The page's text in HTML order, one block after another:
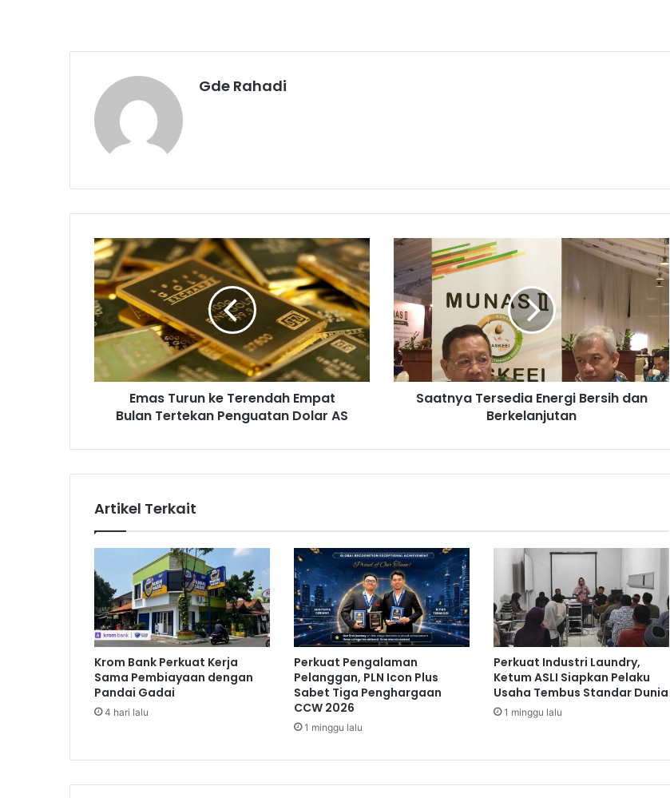
Gde Rahadi
E
m
a
s
T
u
r
u
n
e
d
a
h
m
p
a
t
B
u
l
a
n
t
Emas Turun ke Terendah Empat
Bulan Tertekan Penguatan Dolar AS
S
a
t
n
y
a
T
e
d
e
r
g
i
B
e
r
s
i
h
d
r
Saatnya Tersedia Energi Bersih dan
Berkelanjutan
Artikel Terkait
Krom Bank Perkuat Kerja
Sama Pembiayaan dengan
Pandai Gadai
4 hari lalu
Perkuat Pengalaman
Pelanggan, PLN Icon Plus
Sabet Tiga Penghargaan
CCW 2026
1 minggu lalu
Perkuat Industri Laundry,
Ketum ASLI Siapkan Pelaku
Usaha Tembus Standar Dunia
1 minggu lalu